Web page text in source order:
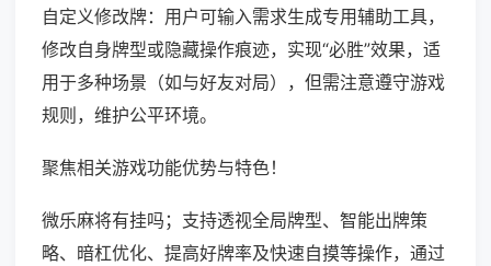
自定义修改牌：用户可输入需求生成专用辅助工具，
修改自身牌型或隐藏操作痕迹，实现“必胜”效果，适
用于多种场景（如与好友对局），但需注意遵守游戏
规则，维护公平环境。
聚焦相关游戏功能优势与特色！
微乐麻将有挂吗；支持透视全局牌型、智能出牌策
略、暗杠优化、提高好牌率及快速自摸等操作，通过